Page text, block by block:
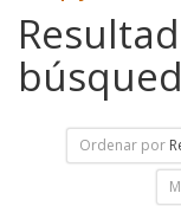
Ordenar por